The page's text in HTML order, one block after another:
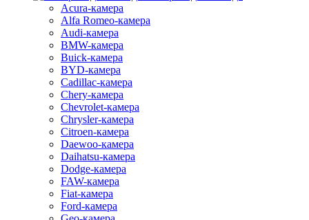
Acura-камера
Alfa Romeo-камера
Audi-камера
BMW-камера
Buick-камера
BYD-камера
Cadillac-камера
Chery-камера
Chevrolet-камера
Chrysler-камера
Citroen-камера
Daewoo-камера
Daihatsu-камера
Dodge-камера
FAW-камера
Fiat-камера
Ford-камера